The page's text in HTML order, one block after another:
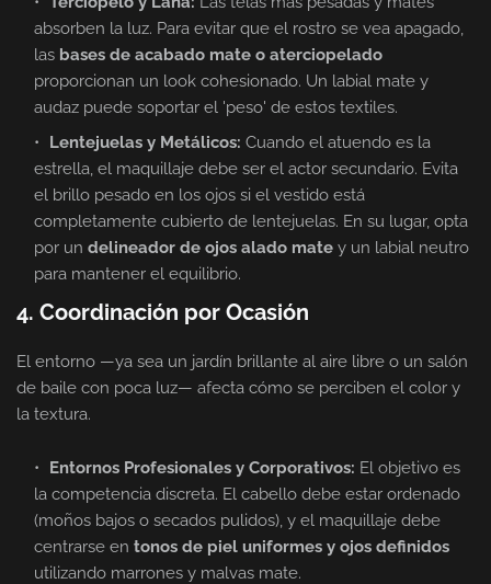
absorben la luz. Para evitar que el rostro se vea apagado,
las bases de acabado mate o aterciopelado
proporcionan un look cohesionado. Un labial mate y
audaz puede soportar el 'peso' de estos textiles.
Lentejuelas y Metálicos: Cuando el atuendo es la
estrella, el maquillaje debe ser el actor secundario. Evita
el brillo pesado en los ojos si el vestido está
completamente cubierto de lentejuelas. En su lugar, opta
por un delineador de ojos alado mate y un labial neutro
para mantener el equilibrio.
4. Coordinación por Ocasión
El entorno —ya sea un jardín brillante al aire libre o un salón
de baile con poca luz— afecta cómo se perciben el color y
la textura.
Entornos Profesionales y Corporativos: El objetivo es
la competencia discreta. El cabello debe estar ordenado
(moños bajos o secados pulidos), y el maquillaje debe
centrarse en tonos de piel uniformes y ojos definidos
utilizando marrones y malvas mate.